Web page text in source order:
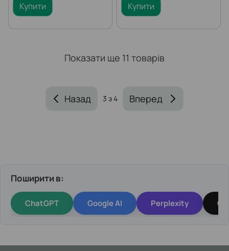
Купити Купити
Показати ще 11 товарів
Назад 3 з 4 Вперед
Поширити в:
ChatGPT Google AI Perplexity